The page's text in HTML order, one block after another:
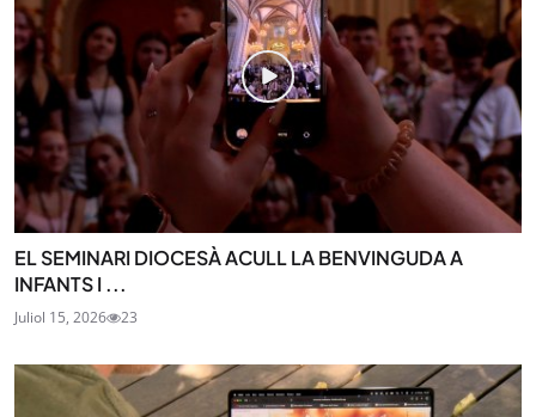
EL SEMINARI DIOCESÀ ACULL LA BENVINGUDA A
INFANTS I ...
Juliol 15, 2026 23